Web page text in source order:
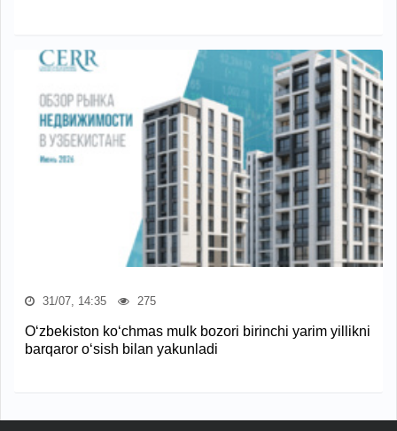
31/07, 14:35 275
O‘zbekiston ko‘chmas mulk bozori birinchi yarim yillikni
barqaror o‘sish bilan yakunladi